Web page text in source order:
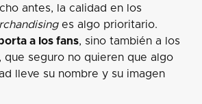
antes, la calidad en los
es algo prioritario.
a los fans, sino también a los
que seguro no quieren que algo
lleve su nombre y su imagen